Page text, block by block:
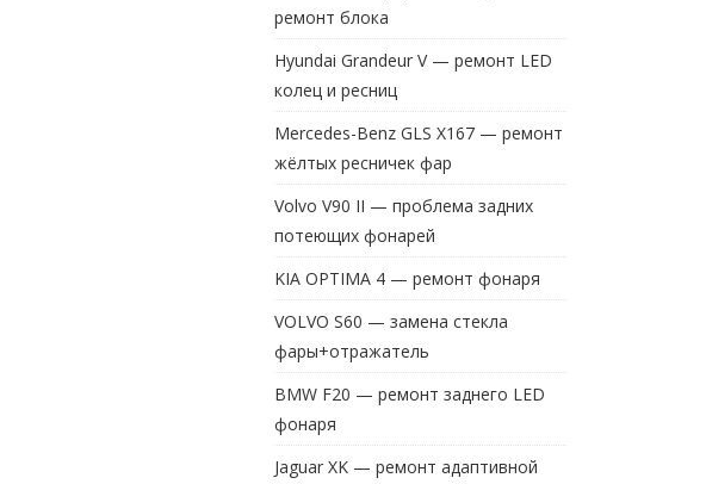
ремонт блока
Hyundai Grandeur V — ремонт LED
колец и ресниц
Mercedes-Benz GLS X167 — ремонт
жёлтых ресничек фар
Volvo V90 II — проблема задних
потеющих фонарей
KIA OPTIMA 4 — ремонт фонаря
VOLVO S60 — замена стекла
фары+отражатель
BMW F20 — ремонт заднего LED
фонаря
Jaguar XK — ремонт адаптивной